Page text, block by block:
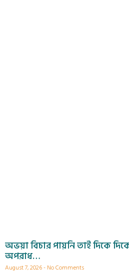
অভয়া বিচার পায়নি তাই দিকে
অপরাধ…
August 7, 2026 No Comments